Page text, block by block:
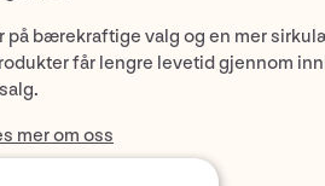
på bærekraftige valg og en mer
får lengre levetid gjennom
mer om oss